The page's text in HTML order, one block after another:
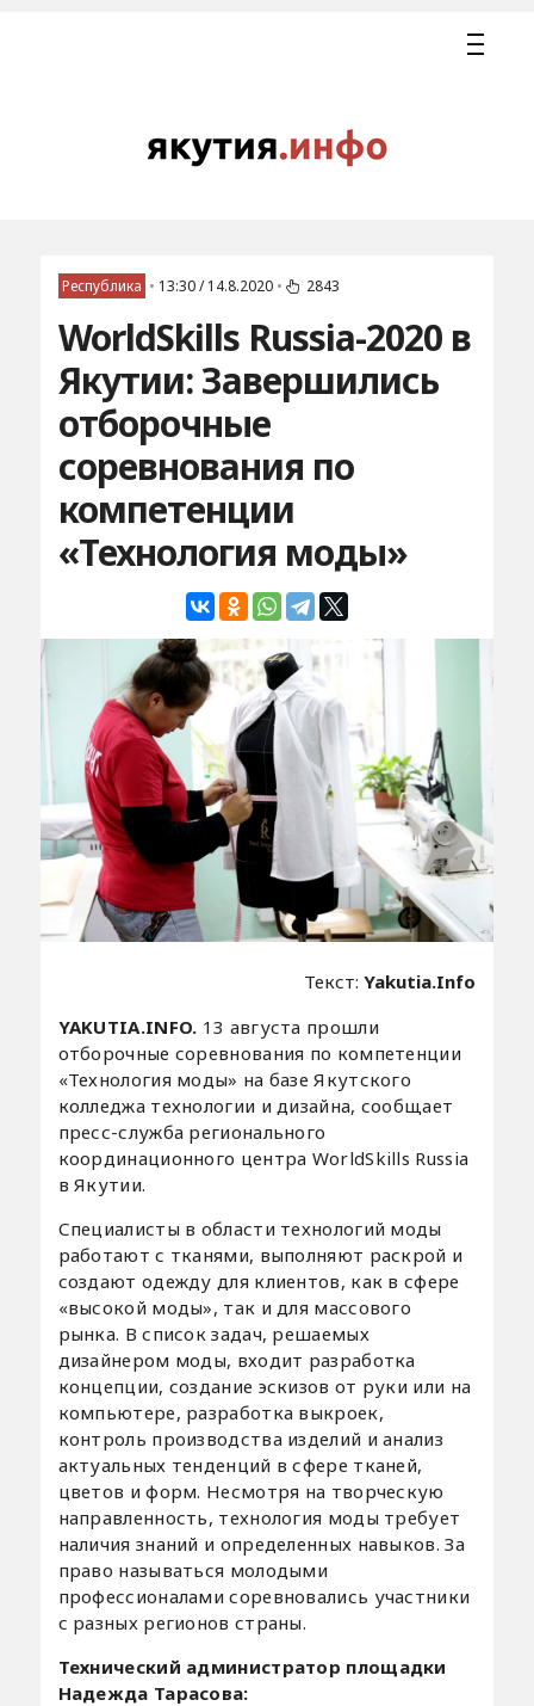
Республика • 13:30 / 14.8.2020 • 2843
WorldSkills Russia-2020 в
Якутии: Завершились
отборочные
соревнования по
компетенции
«Технология моды»
Текст:Yakutia.Info
YAKUTIA.INFO. 13 августа прошли
отборочные соревнования по компетенции
«Технология моды» на базе Якутского
колледжа технологии и дизайна, сообщает
пресс-служба регионального
координационного центра WorldSkills Russia
в Якутии.
Специалисты в области технологий моды
работают с тканями, выполняют раскрой и
создают одежду для клиентов, как в сфере
«высокой моды», так и для массового
рынка. В список задач, решаемых
дизайнером моды, входит разработка
концепции, создание эскизов от руки или на
компьютере, разработка выкроек,
контроль производства изделий и анализ
актуальных тенденций в сфере тканей,
цветов и форм. Несмотря на творческую
направленность, технология моды требует
наличия знаний и определенных навыков. За
право называться молодыми
профессионалами соревновались участники
с разных регионов страны.
Технический администратор площадки
Надежда Тарасова: